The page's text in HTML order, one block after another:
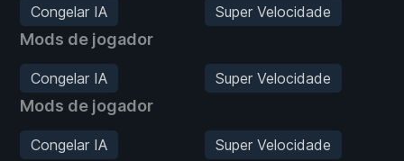
Congelar IA Super Velocidade
Mods de jogador
Congelar IA Super Velocidade
Mods de jogador
Congelar IA Super Velocidade